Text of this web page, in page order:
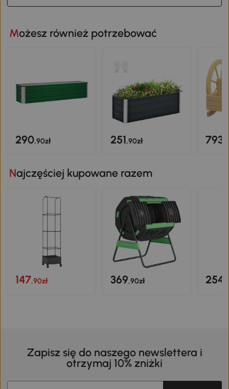
Możesz również potrzebować
290,90zł 251,90zł 793
Najczęściej kupowane razem
147,90zł 369,90zł 254
Zapisz się do naszego newslettera i
otrzymaj 10% zniżki